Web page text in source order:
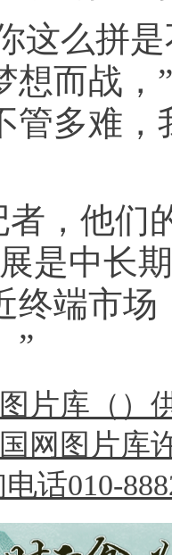
这么拼
想而战，
管多难
，他们
是中长
终端市
”
片库（）
网图片库
话010-